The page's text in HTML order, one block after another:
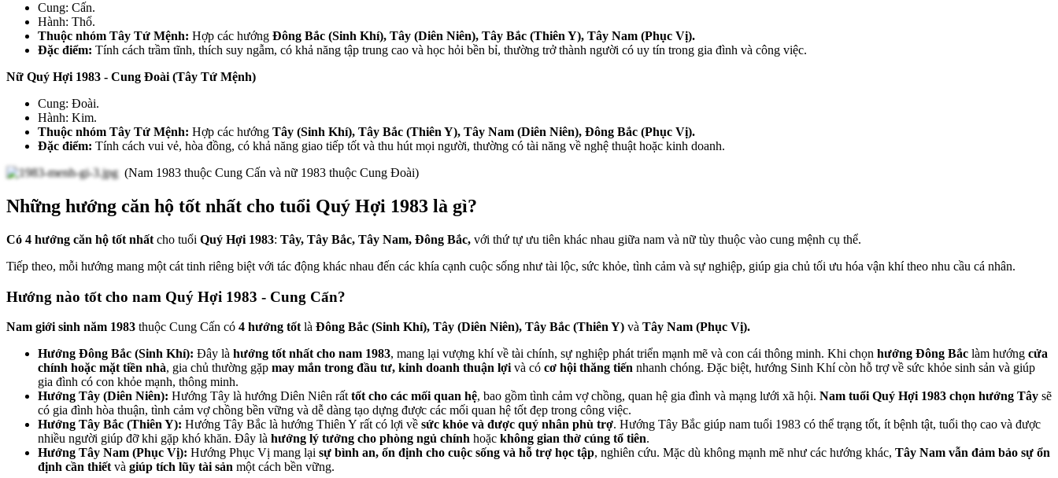
Cung: Cấn.
Hành: Thổ.
Thuộc nhóm Tây Tứ Mệnh: Hợp các hướng Đông Bắc (Sinh Khí), Tây (Diên Niên), Tây Bắc (Thiên Y), Tây Nam (Phục Vị).
Đặc điểm: Tính cách trầm tĩnh, thích suy ngẫm, có khả năng tập trung cao và học hỏi bền bỉ, thường trở thành người có uy tín trong gia đình và công việc.
Nữ Quý Hợi 1983 - Cung Đoài (Tây Tứ Mệnh)
Cung: Đoài.
Hành: Kim.
Thuộc nhóm Tây Tứ Mệnh: Hợp các hướng Tây (Sinh Khí), Tây Bắc (Thiên Y), Tây Nam (Diên Niên), Đông Bắc (Phục Vị).
Đặc điểm: Tính cách vui vẻ, hòa đồng, có khả năng giao tiếp tốt và thu hút mọi người, thường có tài năng về nghệ thuật hoặc kinh doanh.
(Nam 1983 thuộc Cung Cấn và nữ 1983 thuộc Cung Đoài)
Những hướng căn hộ tốt nhất cho tuổi Quý Hợi 1983 là gì?
Có 4 hướng căn hộ tốt nhất cho tuổi Quý Hợi 1983: Tây, Tây Bắc, Tây Nam, Đông Bắc, với thứ tự ưu tiên khác nhau giữa nam và nữ tùy thuộc vào cung mệnh cụ thể.
Tiếp theo, mỗi hướng mang một cát tinh riêng biệt với tác động khác nhau đến các khía cạnh cuộc sống như tài lộc, sức khỏe, tình cảm và sự nghiệp, giúp gia chủ tối ưu hóa vận khí theo nhu cầu cá nhân.
Hướng nào tốt cho nam Quý Hợi 1983 - Cung Cấn?
Nam giới sinh năm 1983 thuộc Cung Cấn có 4 hướng tốt là Đông Bắc (Sinh Khí), Tây (Diên Niên), Tây Bắc (Thiên Y) và Tây Nam (Phục Vị).
Hướng Đông Bắc (Sinh Khí): Đây là hướng tốt nhất cho nam 1983, mang lại vượng khí về tài chính, sự nghiệp phát triển mạnh mẽ và con cái thông minh. Khi chọn hướng Đông Bắc làm hướng cửa
chính hoặc mặt tiền nhà, gia chủ thường gặp may mắn trong đầu tư, kinh doanh thuận lợi và có cơ hội thăng tiến nhanh chóng. Đặc biệt, hướng Sinh Khí còn hỗ trợ về sức khỏe sinh sản và giúp
gia đình có con khỏe mạnh, thông minh.
Hướng Tây (Diên Niên): Hướng Tây là hướng Diên Niên rất tốt cho các mối quan hệ, bao gồm tình cảm vợ chồng, quan hệ gia đình và mạng lưới xã hội. Nam tuổi Quý Hợi 1983 chọn hướng Tây sẽ
có gia đình hòa thuận, tình cảm vợ chồng bền vững và dễ dàng tạo dựng được các mối quan hệ tốt đẹp trong công việc.
Hướng Tây Bắc (Thiên Y): Hướng Tây Bắc là hướng Thiên Y rất có lợi về sức khỏe và được quý nhân phù trợ. Hướng Tây Bắc giúp nam tuổi 1983 có thể trạng tốt, ít bệnh tật, tuổi thọ cao và được
nhiều người giúp đỡ khi gặp khó khăn. Đây là hướng lý tưởng cho phòng ngủ chính hoặc không gian thờ cúng tổ tiên.
Hướng Tây Nam (Phục Vị): Hướng Phục Vị mang lại sự bình an, ổn định cho cuộc sống và hỗ trợ học tập, nghiên cứu. Mặc dù không mạnh mẽ như các hướng khác, Tây Nam vẫn đảm bảo sự ổn
định cần thiết và giúp tích lũy tài sản một cách bền vững.